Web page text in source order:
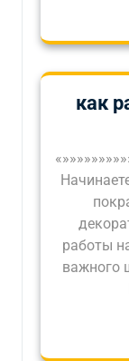
как
работы
важного